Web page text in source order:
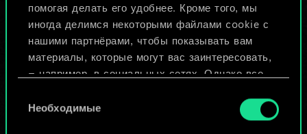
помогая делать его удобнее. Кроме того, мы
иногда делимся некоторыми файлами cookie с
нашими партнёрами, чтобы показывать вам
материалы, которые могут вас заинтересовать,
— например, в социальных сетях. Однако все
разрешения.
согласия
Необходимые
Изменить колоду
ИЛИ